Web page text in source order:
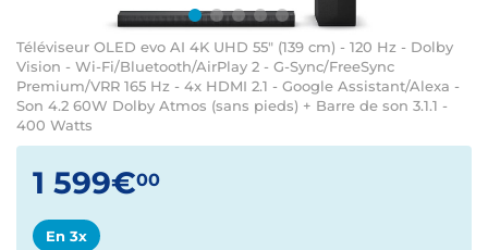
Téléviseur OLED evo AI 4K UHD 55" (139 cm) - 120 Hz - Dolby
Vision - Wi-Fi/Bluetooth/AirPlay 2 - G-Sync/FreeSync
Premium/VRR 165 Hz - 4x HDMI 2.1 - Google Assistant/Alexa -
Son 4.2 60W Dolby Atmos (sans pieds) + Barre de son 3.1.1 -
400 Watts
1 599€00
En 3x